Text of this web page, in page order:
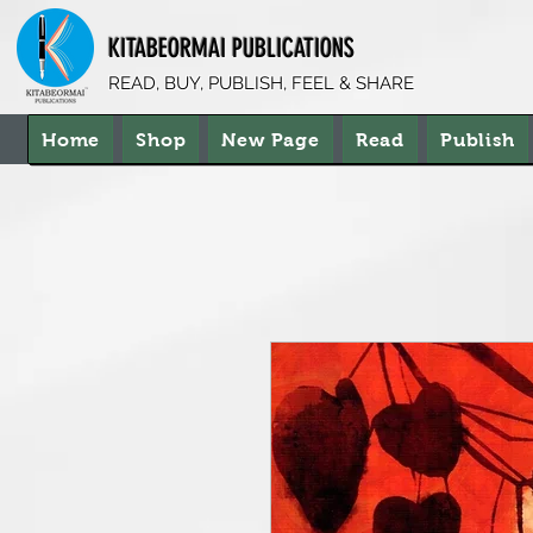
KITABEORMAI PUBLICATIONS
READ, BUY, PUBLISH, FEEL & SHARE
Home Shop New Page Read Publish